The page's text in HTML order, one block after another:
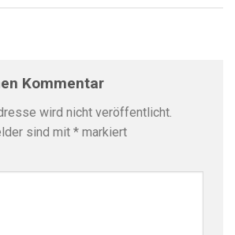
Kommentar
wird nicht veröffentlicht.
sind mit * markiert